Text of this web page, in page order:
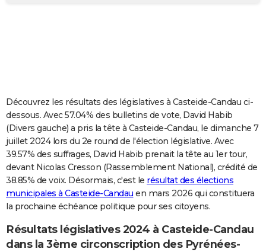
Carte de Noël
Carte Bonne année
Carte Saint-Valentin
Carte Pâques
Carte d'anniversaire
DICTIONNAIRE
Dictionnaire
Biographies
Citations
Expressions
Proverbes
PROGRAMME TV
COPAINS D'AVANT
S'inscrire
Se connecter
Lycées
Collèges
Primaires
Universités
Entreprises
Service militaire
Avis de recherche
AVIS DE DÉCÈS
FORUM
Bricolage
Lifestyle
Culture
Sport
Auto
Television
Voyage
Cinema
Découvrez les résultats des législatives à Casteide-Candau ci-
dessous. Avec 57.04% des bulletins de vote, David Habib
(Divers gauche) a pris la tête à Casteide-Candau, le dimanche 7
juillet 2024 lors du 2e round de l'élection législative. Avec
39.57% des suffrages, David Habib prenait la tête au 1er tour,
devant Nicolas Cresson (Rassemblement National), crédité de
38.85% de voix. Désormais, c'est le résultat des élections
municipales à Casteide-Candau en mars 2026 qui constituera
la prochaine échéance politique pour ses citoyens.
Résultats législatives 2024 à Casteide-Candau
dans la 3ème circonscription des Pyrénées-